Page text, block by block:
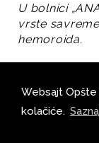
Websajt
kolačiće.
U bolnici
vrste
hemoroida.
EMERALD -
THD